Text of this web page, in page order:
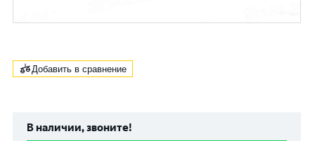
Добавить в сравнение
В наличии, звоните!